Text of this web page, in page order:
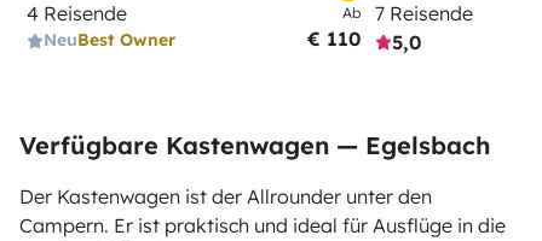
4 Reisende
NeuBest Owner
Ab
€ 110
7 Reisende
5,0
Verfügbare Kastenwagen — Egelsbach
Der Kastenwagen ist der Allrounder unter den
Campern. Er ist praktisch und ideal für Ausflüge in die